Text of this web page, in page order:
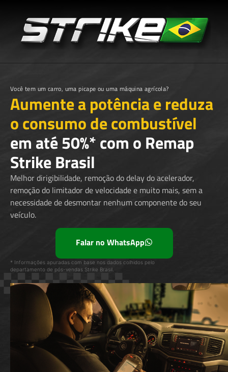
Você tem um carro, uma picape ou uma máquina agrícola?
Aumente a potência e reduza
o consumo de combustível
em até 50%* com o Remap
Strike Brasil
Melhor dirigibilidade, remoção do delay do acelerador,
remoção do limitador de velocidade e muito mais, sem a
necessidade de desmontar nenhum componente do seu
veículo.
Falar no WhatsApp
* Informações apuradas com base nos dados colhidos pelo
departamento de pós-vendas Strike Brasil.